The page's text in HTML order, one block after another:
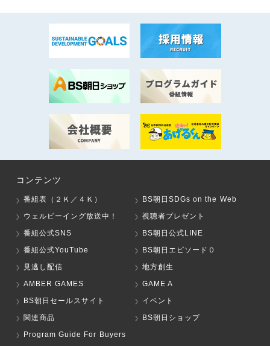
コンテンツ
番組表（２Ｋ／４Ｋ）
BS朝日SDGs on the Web
ウェルビーイング放送中！
視聴者プレゼント
番組公式SNS
BS朝日公式LINE
番組公式YouTube
BS朝日エピソード０
見逃し配信
地方創生
AMBER GAMES
GAME A
BS朝日セールスサイト
イベント
関連商品
BS朝日ショップ
Program Guide For Buyers